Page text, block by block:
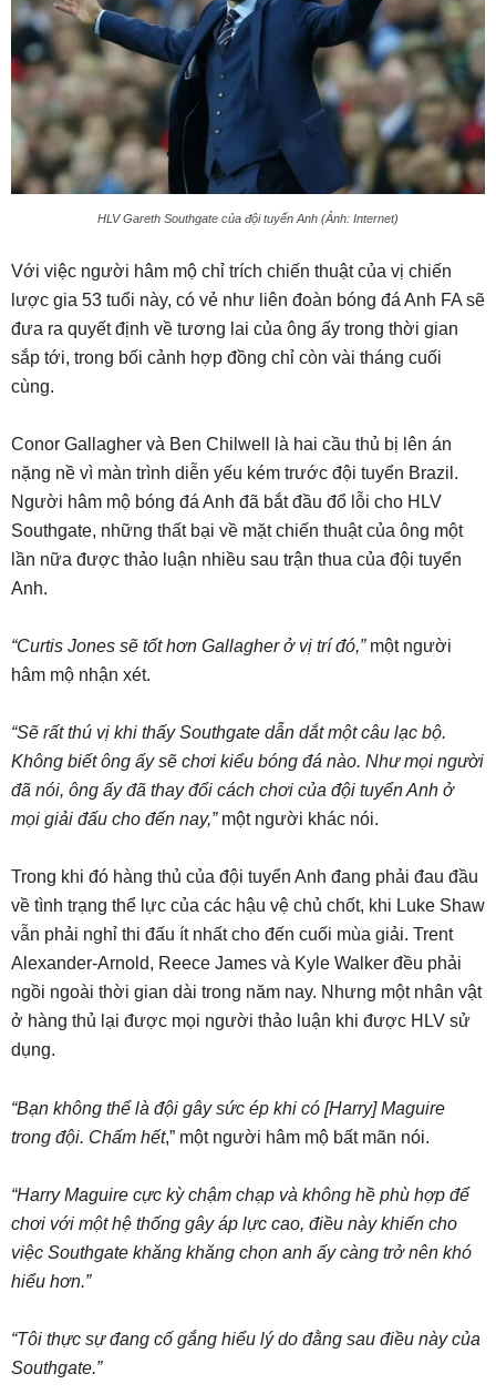
HLV Gareth Southgate của đội tuyển Anh (Ảnh: Internet)
Với việc người hâm mộ chỉ trích chiến thuật của vị chiến
lược gia 53 tuổi này, có vẻ như liên đoàn bóng đá Anh FA sẽ
đưa ra quyết định về tương lai của ông ấy trong thời gian
sắp tới, trong bối cảnh hợp đồng chỉ còn vài tháng cuối
cùng.
Conor Gallagher và Ben Chilwell là hai cầu thủ bị lên án
nặng nề vì màn trình diễn yếu kém trước đội tuyển Brazil.
Người hâm mộ bóng đá Anh đã bắt đầu đổ lỗi cho HLV
Southgate, những thất bại về mặt chiến thuật của ông một
lần nữa được thảo luận nhiều sau trận thua của đội tuyển
Anh.
“Curtis Jones sẽ tốt hơn Gallagher ở vị trí đó,”một người
hâm mộ nhận xét.
“Sẽ rất thú vị khi thấy Southgate dẫn dắt một câu lạc bộ.
Không biết ông ấy sẽ chơi kiểu bóng đá nào. Như mọi người
đã nói, ông ấy đã thay đổi cách chơi của đội tuyển Anh ở
mọi giải đấu cho đến nay,”một người khác nói.
Trong khi đó hàng thủ của đội tuyển Anh đang phải đau đầu
về tình trạng thể lực của các hậu vệ chủ chốt, khi Luke Shaw
vẫn phải nghỉ thi đấu ít nhất cho đến cuối mùa giải. Trent
Alexander-Arnold, Reece James và Kyle Walker đều phải
ngồi ngoài thời gian dài trong năm nay. Nhưng một nhân vật
ở hàng thủ lại được mọi người thảo luận khi được HLV sử
dụng.
“Bạn không thể là đội gây sức ép khi có [Harry] Maguire
trong đội. Chấm hết,” một người hâm mộ bất mãn nói.
“Harry Maguire cực kỳ chậm chạp và không hề phù hợp để
chơi với một hệ thống gây áp lực cao, điều này khiến cho
việc Southgate khăng khăng chọn anh ấy càng trở nên khó
hiểu hơn.”
“Tôi thực sự đang cố gắng hiểu lý do đằng sau điều này của
Southgate.”